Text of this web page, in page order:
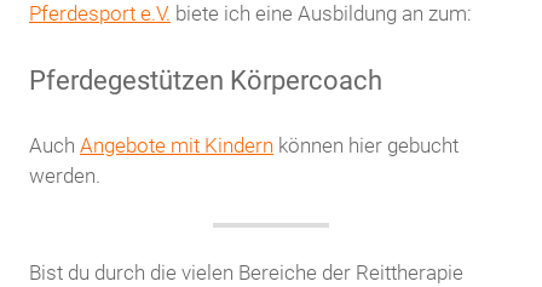
Pferdesport e.V. biete ich eine Ausbildung an zum:
Pferdegestützen Körpercoach
Auch Angebote mit Kindern können hier gebucht
werden.
Bist du durch die vielen Bereiche der Reittherapie